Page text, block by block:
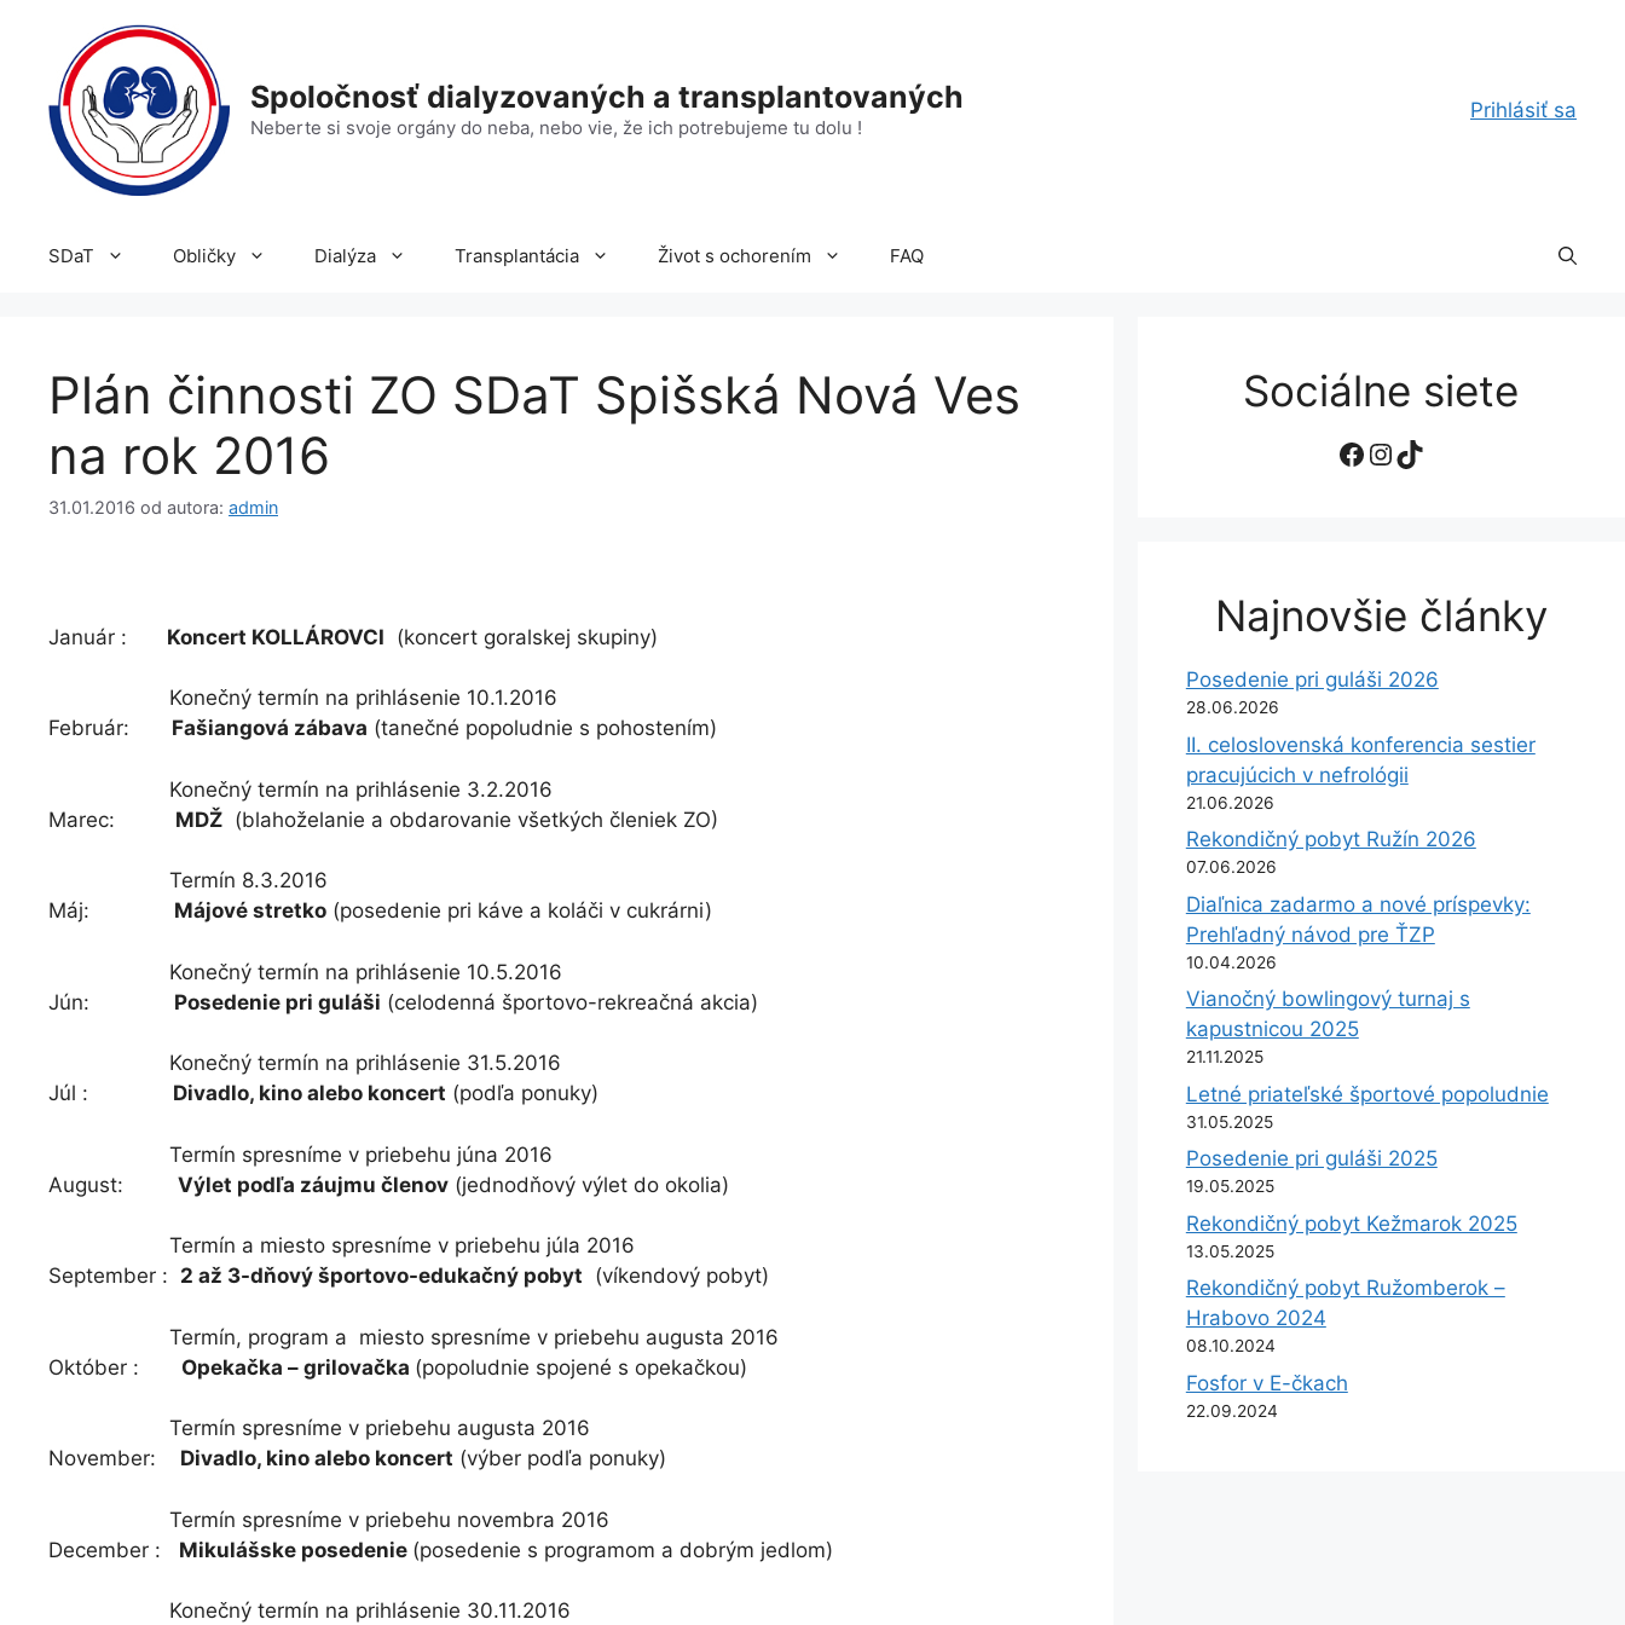
Spoločnosť dialyzovaných a transplantovaných
Neberte si svoje orgány do neba, nebo vie, že ich potrebujeme tu dolu !
Prihlásiť sa
SDaT Obličky Dialýza Transplantácia Život s ochorením FAQ
Plán činnosti ZO SDaT Spišská Nová Ves
na rok 2016
31.01.2016 od autora: admin
Január : Koncert KOLLÁROVCI (koncert goralskej skupiny)
Konečný termín na prihlásenie 10.1.2016
Február: Fašiangová zábava (tanečné popoludnie s pohostením)
Konečný termín na prihlásenie 3.2.2016
Marec: MDŽ (blahoželanie a obdarovanie všetkých členiek ZO)
Termín 8.3.2016
Máj: Májové stretko (posedenie pri káve a koláči v cukrárni)
Konečný termín na prihlásenie 10.5.2016
Jún: Posedenie pri guláši (celodenná športovo-rekreačná akcia)
Konečný termín na prihlásenie 31.5.2016
Júl : Divadlo, kino alebo koncert (podľa ponuky)
Termín spresníme v priebehu júna 2016
August: Výlet podľa záujmu členov (jednodňový výlet do okolia)
Termín a miesto spresníme v priebehu júla 2016
September : 2 až 3-dňový športovo-edukačný pobyt (víkendový pobyt)
Termín, program a miesto spresníme v priebehu augusta 2016
Október : Opekačka – grilovačka (popoludnie spojené s opekačkou)
Termín spresníme v priebehu augusta 2016
November: Divadlo, kino alebo koncert (výber podľa ponuky)
Termín spresníme v priebehu novembra 2016
December : Mikulášske posedenie (posedenie s programom a dobrým jedlom)
Konečný termín na prihlásenie 30.11.2016
Sociálne siete
Facebook
Instagram
TikTok
Najnovšie články
Posedenie pri guláši 2026
28.06.2026
II. celoslovenská konferencia sestier
pracujúcich v nefrológii
21.06.2026
Rekondičný pobyt Ružín 2026
07.06.2026
Diaľnica zadarmo a nové príspevky:
Prehľadný návod pre ŤZP
10.04.2026
Vianočný bowlingový turnaj s
kapustnicou 2025
21.11.2025
Letné priateľské športové popoludnie
31.05.2025
Posedenie pri guláši 2025
19.05.2025
Rekondičný pobyt Kežmarok 2025
13.05.2025
Rekondičný pobyt Ružomberok –
Hrabovo 2024
08.10.2024
Fosfor v E-čkach
22.09.2024